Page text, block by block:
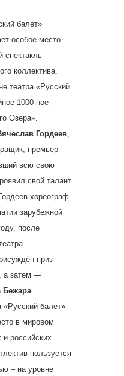
балет»
особое место.
спектакль
коллектива.
театра «Русский
1000-ное
Озера».
Гордеев
премьер
всю свою
свой талант
хореограф
зарубежной
после
приз
а затем —
Бежара
«Русский балет»
в мировом
российских
пользуется
– на уровне